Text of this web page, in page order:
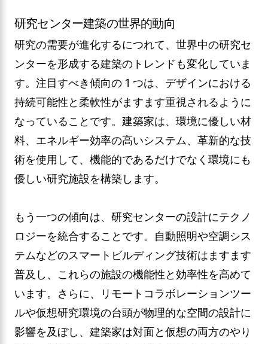
研究センター建築の世界的動向
研究の需要が進化するにつれて、世界中の研究セ
ンターを形成する建築のトレンドも変化していま
す。注目すべき傾向の 1 つは、デザインにおける
持続可能性と柔軟性がますます重視されるように
なっていることです。建築家は、環境に優しい材
料、エネルギー効率の高いシステム、革新的な技
術を使用して、機能的であるだけでなく環境にも
優しい研究施設を構築します。
もう一つの傾向は、研究センターの設計にテクノ
ロジーを統合することです。自動照明や空調シス
テムなどのスマートビルディング技術はますます
普及し、これらの施設の機能性と効率性を高めて
います。さらに、リモートコラボレーションツー
ルや仮想研究環境の台頭が物理的な空間の設計に
影響を及ぼし、建築家は対面と仮想の両方のやり